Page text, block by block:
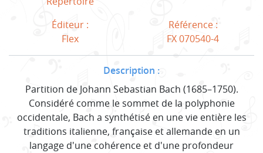
Éditeur :
Flex
Référence :
FX 070540-4
Description :
Partition de Johann Sebastian Bach (1685–1750).
Considéré comme le sommet de la polyphonie
occidentale, Bach a synthétisé en une vie entière les
traditions italienne, française et allemande en un
langage d'une cohérence et d'une profondeur